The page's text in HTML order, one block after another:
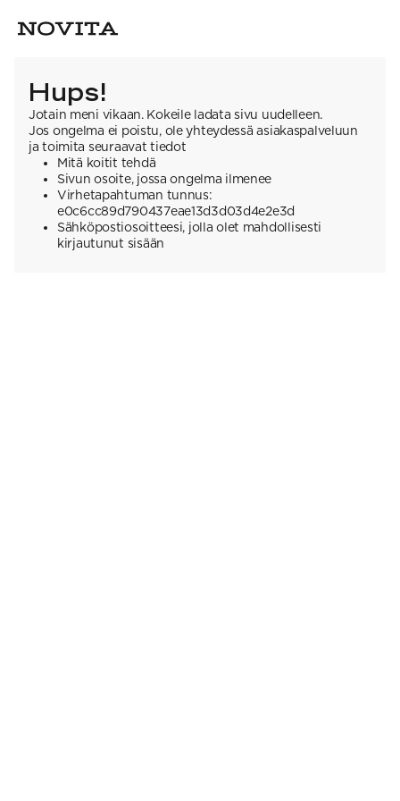
Hups!
Jotain meni vikaan. Kokeile ladata sivu uudelleen.
Jos ongelma ei poistu, ole yhteydessä asiakaspalveluun
ja toimita seuraavat tiedot
Mitä koitit tehdä
Sivun osoite, jossa ongelma ilmenee
Virhetapahtuman tunnus:
e0c6cc89d790437eae13d3d03d4e2e3d
Sähköpostiosoitteesi, jolla olet mahdollisesti
kirjautunut sisään